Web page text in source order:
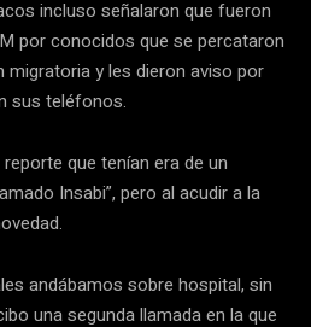
incluso señalaron que fueron
por conocidos que se percataron
migratoria y les dieron aviso por
sus teléfonos.
que tenían era de un
Insabi”, pero al acudir a la
andábamos sobre hospital, sin
una segunda llamada en la que